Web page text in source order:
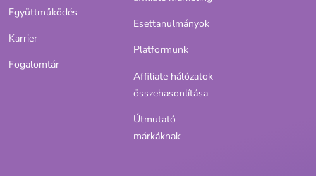
Együttműködés
Karrier
Fogalomtár
Esettanulmányok
Platformunk
Affiliate hálózatok
összehasonlítása
Útmutató
márkáknak